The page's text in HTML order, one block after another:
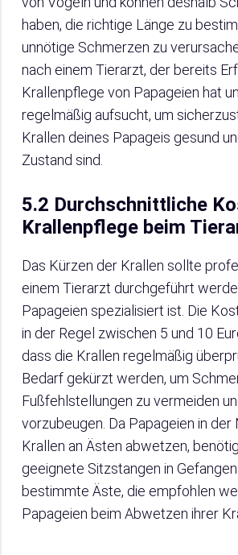
haben, die richtige Länge zu
unnötige Schmerzen zu
nach einem Tierarzt, der bereits
Krallenpflege von Papageien hat
regelmäßig aufsucht, um
Krallen deines Papageis gesund
Zustand sind.
5.2 Durchschnittliche
Krallenpflege beim
Das Kürzen der Krallen sollte
einem Tierarzt durchgeführt
Papageien spezialisiert ist. Die
in der Regel zwischen 5 und 10
dass die Krallen regelmäßig
Bedarf gekürzt werden, um
Fußfehlstellungen zu vermeiden
vorzubeugen. Da Papageien in der
Krallen an Ästen abwetzen,
geeignete Sitzstangen in
bestimmte Äste, die empfohlen
Papageien beim Abwetzen ihrer